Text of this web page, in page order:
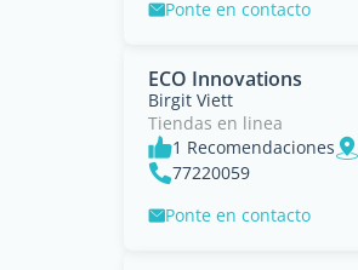
Ponte en contacto
ECO Innovations
Birgit Viett
Tiendas en linea
1 Recomendaciones
77220059
Ponte en contacto